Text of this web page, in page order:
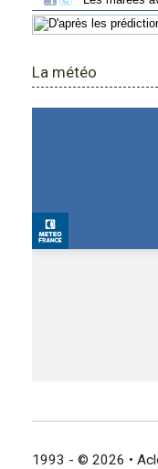
La météo
1993 - © 2026 •